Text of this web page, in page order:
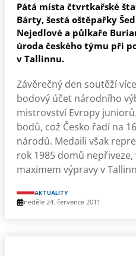
Pátá místa čtvrtkařské
Bárty, šestá oštěpařky
Nejedlové a půlkaře
úroda českého týmu při
v Tallinnu.
Závěrečný den soutěží
bodový účet národního
mistrovství Evropy
bodů, což Česko řadí na
národů. Medaili však
rok 1985 domů nepřiveze,
maximem výpravy v
AKTUALITY
neděle 24. července 2011